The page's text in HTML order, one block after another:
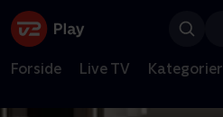
Forside Live TV Kategorier